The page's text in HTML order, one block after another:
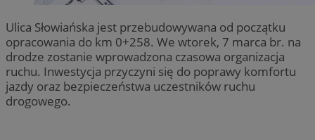
Ulica Słowiańska jest przebudowywana od początku
opracowania do km 0+258. We wtorek, 7 marca br. na
drodze zostanie wprowadzona czasowa organizacja
ruchu. Inwestycja przyczyni się do poprawy komfortu
jazdy oraz bezpieczeństwa uczestników ruchu
drogowego.